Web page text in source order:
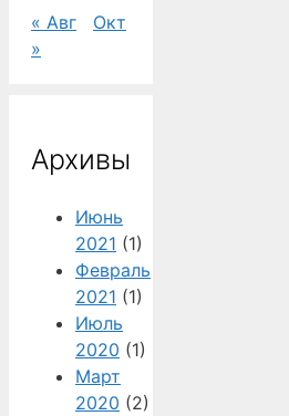
« Авг
Окт
»
Архивы
Июнь
2021 (1)
Февраль
2021 (1)
Июль
2020 (1)
Март
2020 (2)